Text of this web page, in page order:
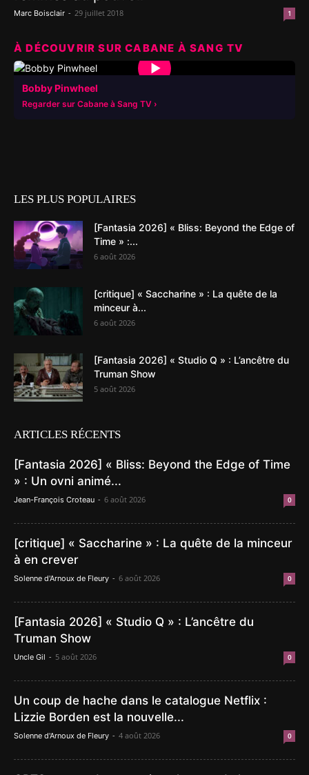
Marc Boisclair - 29 juillet 2018 1
À DÉCOUVRIR SUR CABANE À SANG TV
▶
Bobby Pinwheel
Regarder sur Cabane à Sang TV
LES PLUS POPULAIRES
[Fantasia 2026] « Bliss: Beyond the Edge of
Time » :...
6 août 2026
[critique] « Saccharine » : La quête de la
minceur à...
6 août 2026
[Fantasia 2026] « Studio Q » : L’ancêtre du
Truman Show
5 août 2026
ARTICLES RÉCENTS
[Fantasia 2026] « Bliss: Beyond the Edge of Time
» : Un ovni animé...
Jean-François Croteau - 6 août 2026 0
[critique] « Saccharine » : La quête de la minceur
à en crever
Solenne d'Arnoux de Fleury - 6 août 2026 0
[Fantasia 2026] « Studio Q » : L’ancêtre du
Truman Show
Uncle Gil - 5 août 2026 0
Un coup de hache dans le catalogue Netflix :
Lizzie Borden est la nouvelle...
Solenne d'Arnoux de Fleury - 4 août 2026 0